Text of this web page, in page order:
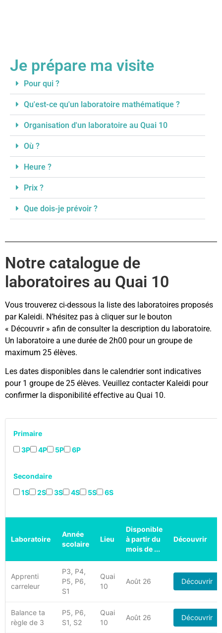
Je prépare ma visite
Pour qui ?
Qu'est-ce qu'un laboratoire mathématique ?
Organisation d'un laboratoire au Quai 10
Où ?
Heure ?
Prix ?
Que dois-je prévoir ?
Notre catalogue de
laboratoires au Quai 10
Vous trouverez ci-dessous la liste des laboratoires proposés
par Kaleidi. N’hésitez pas à cliquer sur le bouton
« Découvrir » afin de consulter la description du laboratoire.
Un laboratoire a une durée de 2h00 pour un groupe de
maximum 25 élèves.
Les dates disponibles dans le calendrier sont indicatives
pour 1 groupe de 25 élèves. Veuillez contacter Kaleidi pour
confirmer la disponibilité effective au Quai 10.
Primaire
3P
4P 5P 6P
Secondaire
1S
2S 3S 4S 5S 6S
Laboratoire
Année
scolaire
Lieu
Disponible
à partir du
mois de ...
Découvrir
Apprenti
carreleur
P3, P4,
P5, P6,
S1
Quai
10
Août 26 Découvrir
Balance ta
règle de 3
P5, P6,
S1, S2
Quai
10
Août 26 Découvrir